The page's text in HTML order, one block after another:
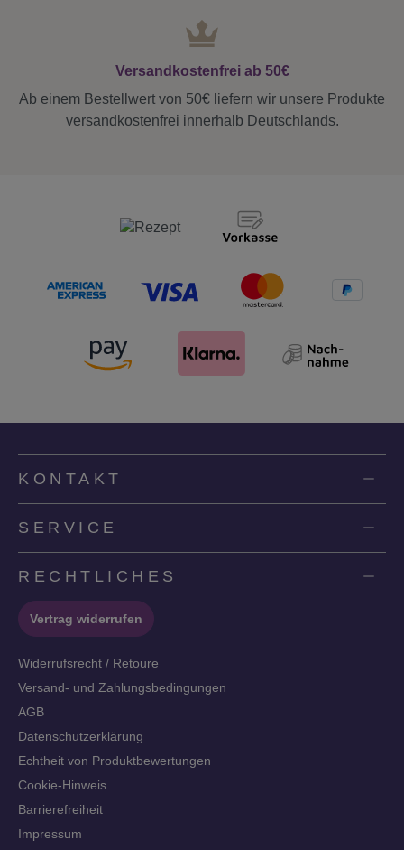
Versandkostenfrei ab 50€
Ab einem Bestellwert von 50€ liefern wir unsere Produkte
versandkostenfrei innerhalb Deutschlands.
KONTAKT
SERVICE
RECHTLICHES
Vertrag widerrufen
Widerrufsrecht / Retoure
Versand- und Zahlungsbedingungen
AGB
Datenschutzerklärung
Echtheit von Produktbewertungen
Cookie-Hinweis
Barrierefreiheit
Impressum